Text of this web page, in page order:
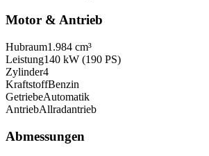
Motor & Antrieb
Hubraum1.984 cm³
Leistung140 kW (190 PS)
Zylinder4
KraftstoffBenzin
GetriebeAutomatik
AntriebAllradantrieb
Abmessungen